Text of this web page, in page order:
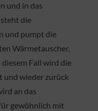
und in das
die
und pumpt die
Wärmetauscher,
Fall wird die
und wieder zurück
an das
gewöhnlich mit